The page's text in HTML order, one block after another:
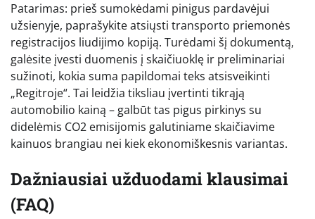
Patarimas: prieš sumokėdami pinigus pardavėjui
užsienyje, paprašykite atsiųsti transporto priemonės
registracijos liudijimo kopiją. Turėdami šį dokumentą,
galėsite įvesti duomenis į skaičiuoklę ir preliminariai
sužinoti, kokia suma papildomai teks atsisveikinti
„Regitroje“. Tai leidžia tiksliau įvertinti tikrąją
automobilio kainą – galbūt tas pigus pirkinys su
didelėmis CO2 emisijomis galutiniame skaičiavime
kainuos brangiau nei kiek ekonomiškesnis variantas.
Dažniausiai užduodami klausimai
(FAQ)